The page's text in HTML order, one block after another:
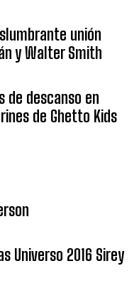
unión
y Walter Smith
de descanso en
de Ghetto Kids
Universo 2016 Sirey